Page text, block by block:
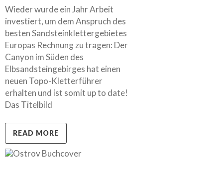
Wieder wurde ein Jahr Arbeit
investiert, um dem Anspruch des
besten Sandsteinklettergebietes
Europas Rechnung zu tragen: Der
Canyon im Süden des
Elbsandsteingebirges hat einen
neuen Topo-Kletterführer
erhalten und ist somit up to date!
Das Titelbild
READ MORE